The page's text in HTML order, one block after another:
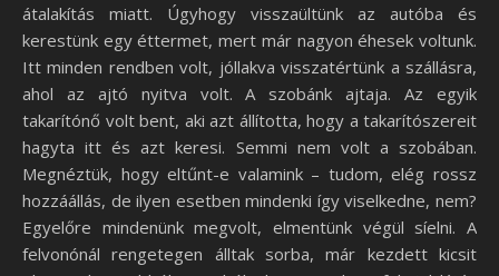
átalakítás miatt. Úgyhogy visszaültünk az autóba és
kerestünk egy éttermet, mert már nagyon éhesek voltunk.
Itt minden rendben volt, jóllakva visszatértünk a szállásra,
ahol az ajtó nyitva volt. A szobánk ajtaja. Az egyik
takarítónő volt bent, aki azt állította, hogy a takarítószereit
hagyta itt és azt keresi. Semmi nem volt a szobában.
Megnéztük, hogy eltűnt-e valamink – tudom, elég rossz
hozzáállás, de ilyen esetben mindenki így viselkedne, nem?
Egyelőre mindenünk megvolt, elmentünk végül síelni. A
felvonónál rengetegen álltak sorba, már kezdett kicsit